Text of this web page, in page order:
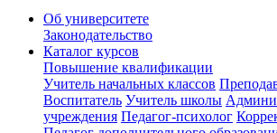
Об университете
Законодательство
Каталог курсов
Повышение квалификации
Учитель начальных классов
Воспитатель Учитель школы
учреждения Педагог-психолог